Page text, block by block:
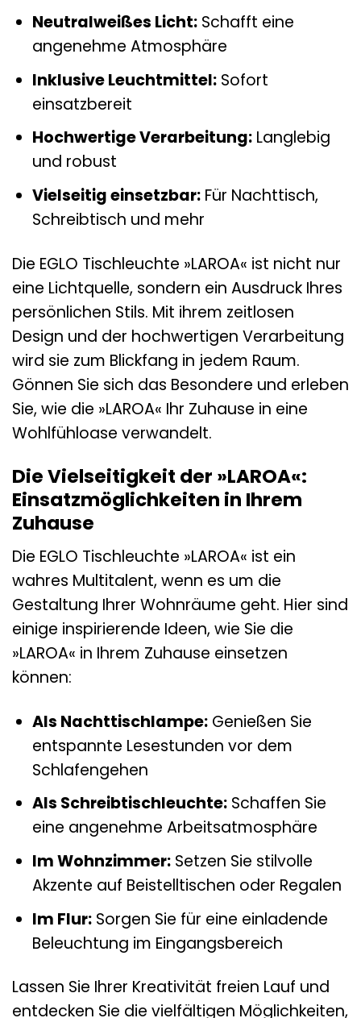
Neutralweißes Licht:Schafft eine
angenehme Atmosphäre
Inklusive Leuchtmittel:Sofort
einsatzbereit
Hochwertige Verarbeitung:Langlebig
und robust
Vielseitig einsetzbar:Für Nachttisch,
Schreibtisch und mehr
Die EGLO Tischleuchte »LAROA« ist nicht nur
eine Lichtquelle, sondern ein Ausdruck Ihres
persönlichen Stils. Mit ihrem zeitlosen
Design und der hochwertigen Verarbeitung
wird sie zum Blickfang in jedem Raum.
Gönnen Sie sich das Besondere und erleben
Sie, wie die »LAROA« Ihr Zuhause in eine
Wohlfühloase verwandelt.
Die Vielseitigkeit der »LAROA«:
Einsatzmöglichkeiten in Ihrem
Zuhause
Die EGLO Tischleuchte »LAROA« ist ein
wahres Multitalent, wenn es um die
Gestaltung Ihrer Wohnräume geht. Hier sind
einige inspirierende Ideen, wie Sie die
»LAROA« in Ihrem Zuhause einsetzen
können:
Als Nachttischlampe:Genießen Sie
entspannte Lesestunden vor dem
Schlafengehen
Als Schreibtischleuchte:Schaffen Sie
eine angenehme Arbeitsatmosphäre
Im Wohnzimmer:Setzen Sie stilvolle
Akzente auf Beistelltischen oder Regalen
Im Flur:Sorgen Sie für eine einladende
Beleuchtung im Eingangsbereich
Lassen Sie Ihrer Kreativität freien Lauf und
entdecken Sie die vielfältigen Möglichkeiten,